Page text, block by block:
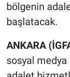
bölgenin
başlatacak.
ANKARA
sosyal medya